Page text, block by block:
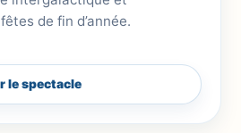
de fin d’année.
le spectacle